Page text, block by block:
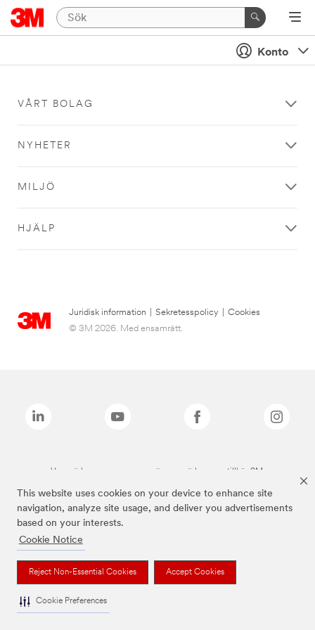
This website uses cookies on your device to enhance site
navigation, analyze site usage, and deliver you advertisements
based on your interests.
Cookie Notice
Reject Non-Essential Cookies Accept Cookies
Cookie Preferences
Konto
VÅRT BOLAG
NYHETER
MILJÖ
HJÄLP
Juridisk information Sekretesspolicy
Cookies
© 3M 2026. Med ensamrätt.
Varumärken som anges ovan är varumärken som tillhör 3M.